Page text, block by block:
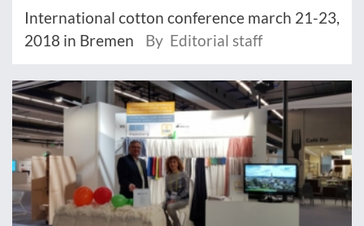
International cotton conference march 21-23,
2018 in Bremen
By Editorial staff